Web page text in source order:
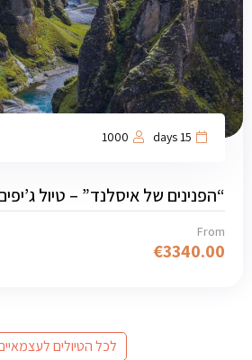
15 days
1000
“הפנינים של איסלנד” – טיול ג’יפים
From
€3340.00
לכל הטיולים לעצמאיים